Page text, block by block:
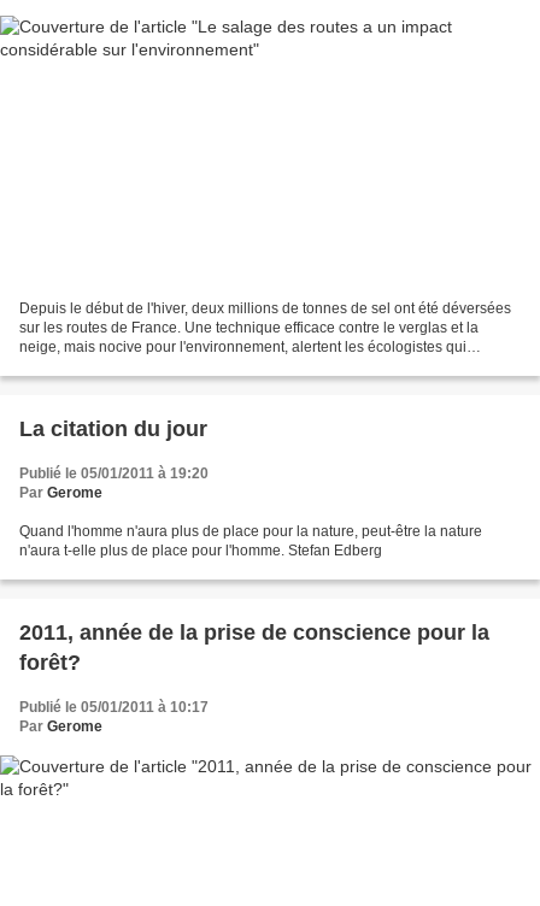
Depuis le début de l'hiver, deux millions de tonnes de sel ont été déversées
sur les routes de France. Une technique efficace contre le verglas et la
neige, mais nocive pour l'environnement, alertent les écologistes qui
La citation du jour
Publié le 05/01/2011 à 19:20
Par Gerome
Quand l'homme n'aura plus de place pour la nature, peut-être la nature
n'aura t-elle plus de place pour l'homme. Stefan Edberg
2011, année de la prise de conscience pour la
forêt?
Publié le 05/01/2011 à 10:17
Par Gerome